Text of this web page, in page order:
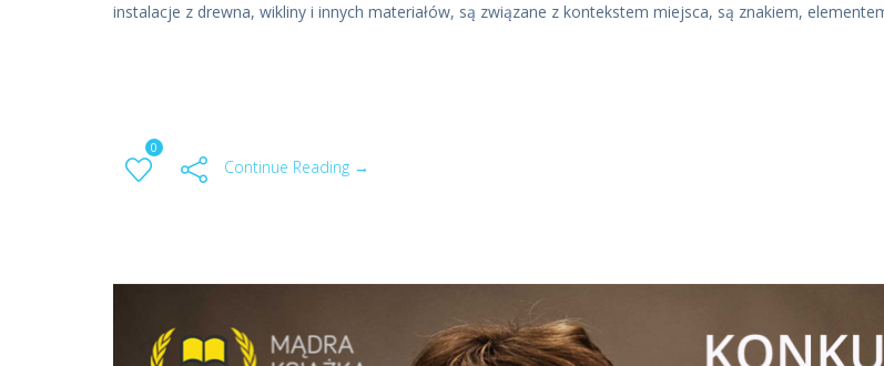
instalacje z drewna, wikliny i innych materiałów, są związane z kontekstem miejsca, są znakiem,
0
Continue Reading →